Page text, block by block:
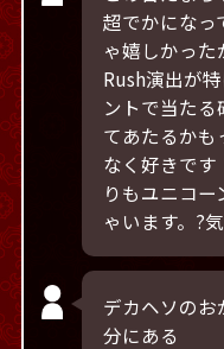
超でかになっ
ゃ嬉しかっ
Rush演出が
ントで当た
てあたるかも
なく好きです
りもユニコ
ゃいます。?
デカヘソの
分にある